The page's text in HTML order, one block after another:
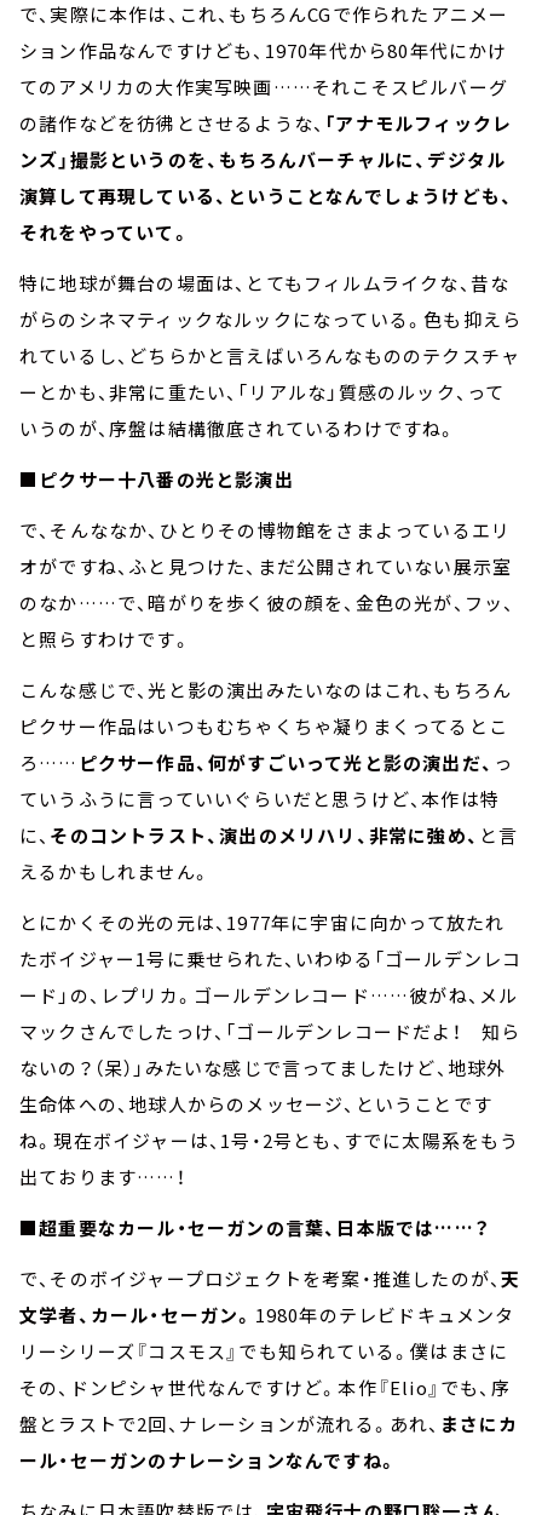
で、実際に本作は、これ、もちろんCGで作られたアニメー
ション作品なんですけども、1970年代から80年代にかけ
てのアメリカの大作実写映画……それこそスピルバーグ
の諸作などを彷彿とさせるような、 「アナモルフィックレ
ンズ」撮影というのを、もちろんバーチャルに、デジタル
演算して再現している、ということなんでしょうけども、
それをやっていて。
特に地球が舞台の場面は、とてもフィルムライクな、昔な
がらのシネマティックなルックになっている。色も抑えら
れているし、どちらかと言えばいろんなもののテクスチャ
ーとかも、非常に重たい、「リアルな」質感のルック、って
いうのが、序盤は結構徹底されているわけですね。
■ピクサー十八番の光と影演出
で、そんななか、ひとりその博物館をさまよっているエリ
オがですね、ふと見つけた、まだ公開されていない展示室
のなか……で、暗がりを歩く彼の顔を、金色の光が、フッ、
と照らすわけです。
こんな感じで、光と影の演出みたいなのはこれ、もちろん
ピクサー作品はいつもむちゃくちゃ凝りまくってるとこ
ろ…… ピクサー作品、何がすごいって光と影の演出だ、 っ
ていうふうに言っていいぐらいだと思うけど、本作は特
に、 そのコントラスト、演出のメリハリ、非常に強め、 と言
えるかもしれません。
とにかくその光の元は、1977年に宇宙に向かって放たれ
たボイジャー1号に乗せられた、いわゆる「ゴールデンレコ
ード」の、レプリカ。ゴールデンレコード……彼がね、メル
マックさんでしたっけ、「ゴールデンレコードだよ！ 知ら
ないの？（呆）」みたいな感じで言ってましたけど、地球外
生命体への、地球人からのメッセージ、ということです
ね。現在ボイジャーは、1号・2号とも、すでに太陽系をもう
出ております……！
■超重要なカール・セーガンの言葉、日本版では……？
で、そのボイジャープロジェクトを考案・推進したのが、天
文学者、カール・セーガン。 1980年のテレビドキュメンタ
リーシリーズ『コスモス』でも知られている。僕はまさに
その、ドンピシャ世代なんですけど。本作『Elio』でも、序
盤とラストで2回、ナレーションが流れる。あれ、 まさにカ
ール・セーガンのナレーションなんですね。